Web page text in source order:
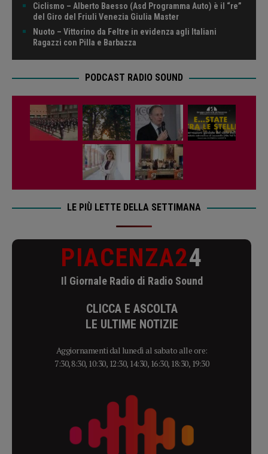
Ciclismo – Alberto Baesso (Asd Programma Auto) è il “re”
del Giro del Friuli Venezia Giulia Master
Nuoto – Vittorino da Feltre in evidenza agli Italiani
Ragazzi con Pilla e Barbazza
PODCAST RADIO SOUND
LE PIÙ LETTE DELLA SETTIMANA
PIACENZA24
Il Giornale Radio di Radio Sound
CLICCA E ASCOLTA
LE ULTIME NOTIZIE
Aggiornamenti dal lunedì al sabato alle ore:
7:30, 8:30, 10:30, 12:30, 14:30, 16:30, 18:30, 19:30